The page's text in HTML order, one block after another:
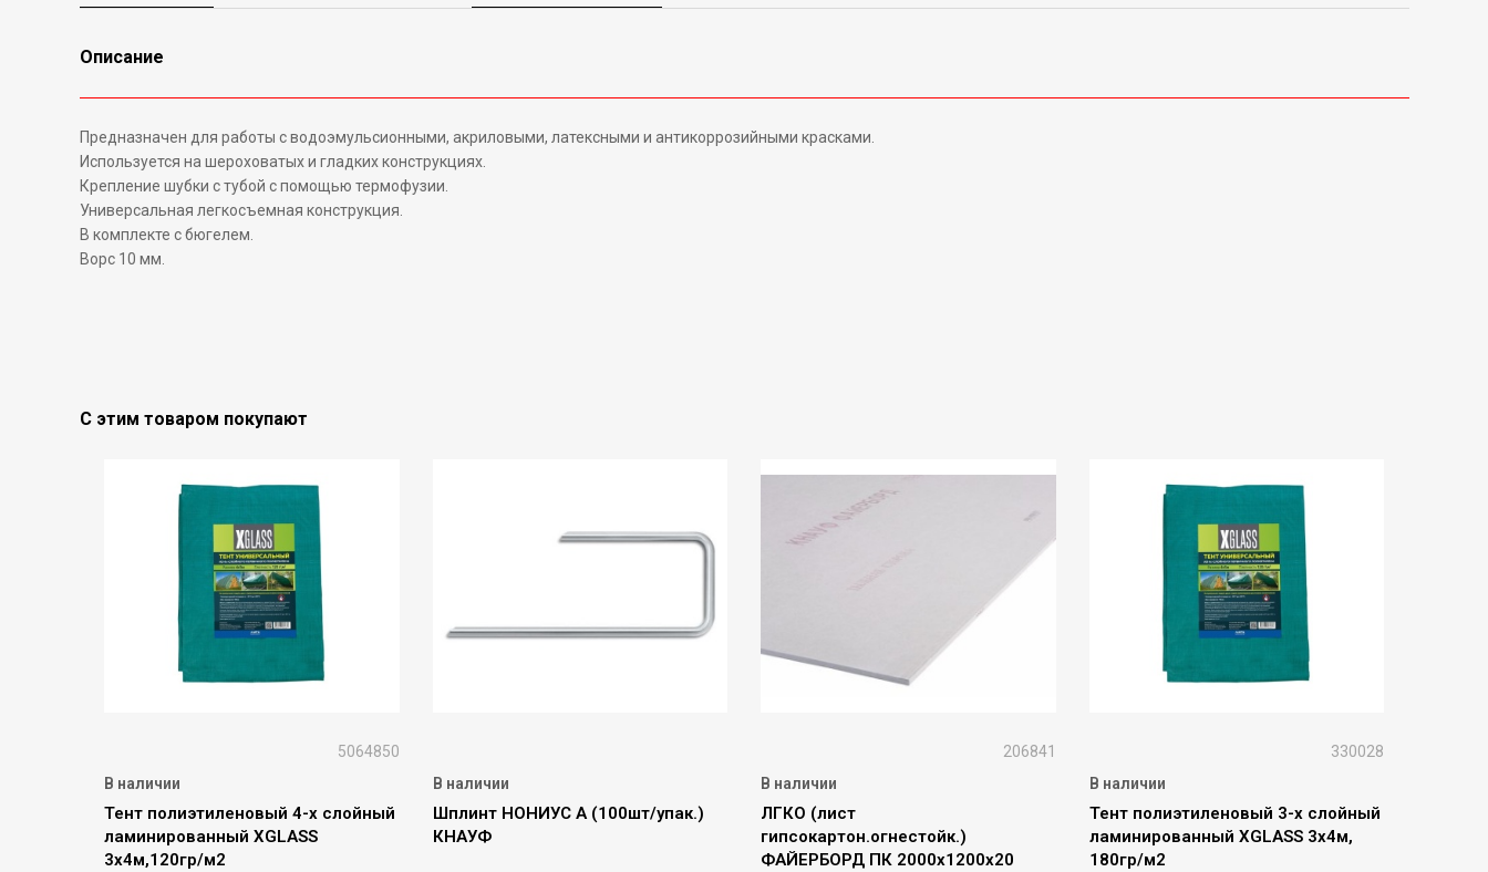
Описание
Предназначен для работы с водоэмульсионными, акриловыми, латексными и антикоррозийными красками.
Используется на шероховатых и гладких конструкциях.
Крепление шубки с тубой с помощью термофузии.
Универсальная легкосъемная конструкция.
В комплекте с бюгелем.
Ворс 10 мм.
С этим товаром покупают
5064850
В наличии
Тент полиэтиленовый 4-х слойный
ламинированный XGLASS
3х4м,120гр/м2
В наличии
Шплинт НОНИУС А (100шт/упак.)
КНАУФ
206841
В наличии
ЛГКО (лист
гипсокартон.огнестойк.)
ФАЙЕРБОРД ПК 2000х1200х20
330028
В наличии
Тент полиэтиленовый 3-х слойный
ламинированный XGLASS 3х4м,
180гр/м2